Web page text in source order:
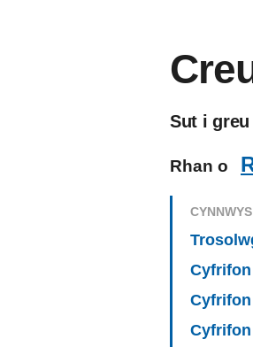
Sut i
Rhan o
CYNNWYS